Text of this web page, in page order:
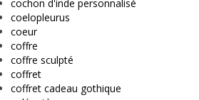
cochon d'inde personnalisé
coelopleurus
coeur
coffre
coffre sculpté
coffret
coffret cadeau gothique